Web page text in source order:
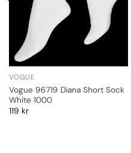
VOGUE
Vogue 96719 Diana Short Sock
White 1000
119 kr